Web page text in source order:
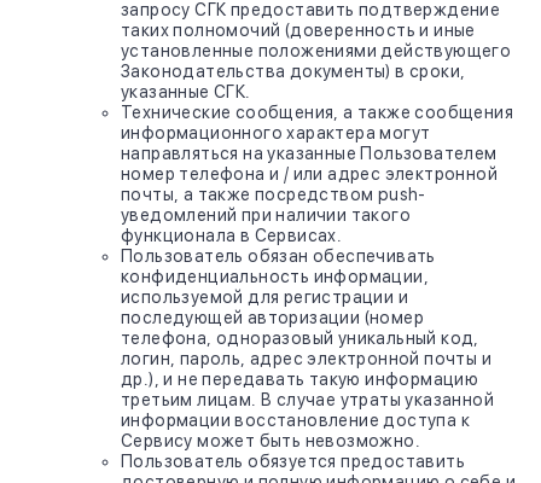
запросу СГК предоставить подтверждение
таких полномочий (доверенность и иные
установленные положениями действующего
Законодательства документы) в сроки,
указанные СГК.
Технические сообщения, а также сообщения
информационного характера могут
направляться на указанные Пользователем
номер телефона и / или адрес электронной
почты, а также посредством push-
уведомлений при наличии такого
функционала в Сервисах.
Пользователь обязан обеспечивать
конфиденциальность информации,
используемой для регистрации и
последующей авторизации (номер
телефона, одноразовый уникальный код,
логин, пароль, адрес электронной почты и
др.), и не передавать такую информацию
третьим лицам. В случае утраты указанной
информации восстановление доступа к
Сервису может быть невозможно.
Пользователь обязуется предоставить